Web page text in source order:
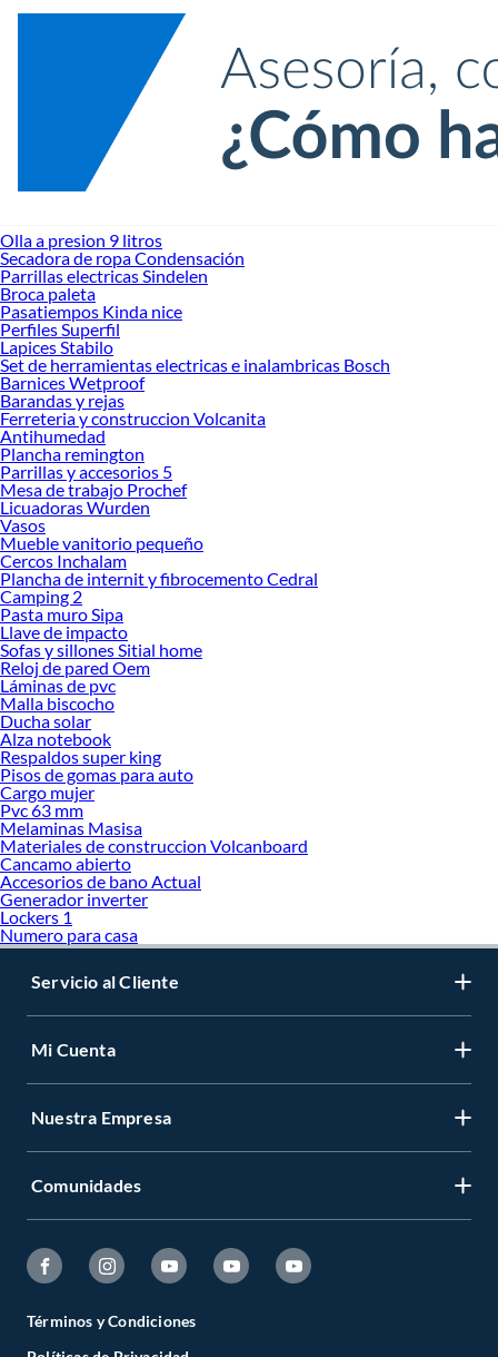
Olla a presion 9 litros
Secadora de ropa Condensación
Parrillas electricas Sindelen
Broca paleta
Pasatiempos Kinda nice
Perfiles Superfil
Lapices Stabilo
Set de herramientas electricas e inalambricas Bosch
Barnices Wetproof
Barandas y rejas
Ferreteria y construccion Volcanita
Antihumedad
Plancha remington
Parrillas y accesorios 5
Mesa de trabajo Prochef
Licuadoras Wurden
Vasos
Mueble vanitorio pequeño
Cercos Inchalam
Plancha de internit y fibrocemento Cedral
Camping 2
Pasta muro Sipa
Llave de impacto
Sofas y sillones Sitial home
Reloj de pared Oem
Láminas de pvc
Malla biscocho
Ducha solar
Alza notebook
Respaldos super king
Pisos de gomas para auto
Cargo mujer
Pvc 63 mm
Melaminas Masisa
Materiales de construccion Volcanboard
Cancamo abierto
Accesorios de bano Actual
Generador inverter
Lockers 1
Numero para casa
Servicio al Cliente
Mi Cuenta
Nuestra Empresa
Comunidades
Términos y Condiciones